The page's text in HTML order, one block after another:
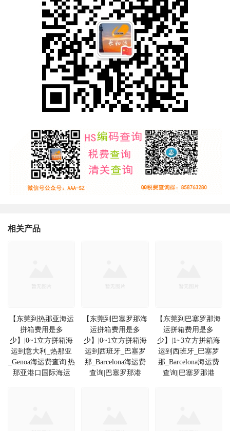
相关产品
【东莞到热那亚海运
拼箱费用是多
少】|0~1立方拼箱海
运到意大利_热那亚
_Genoa海运费查询|热
那亚港口国际海运
【东莞到巴塞罗那海
运拼箱费用是多
少】|0~1立方拼箱海
运到西班牙_巴塞罗
那_Barcelona海运费
查询|巴塞罗那港
【东莞到巴塞罗那海
运拼箱费用是多
少】|1~3立方拼箱海
运到西班牙_巴塞罗
那_Barcelona海运费
查询|巴塞罗那港